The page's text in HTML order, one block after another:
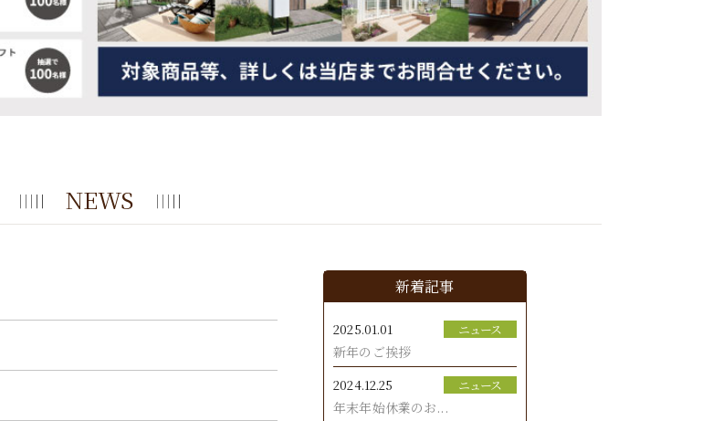
NEWS
新着記事
2025.01.01 ニュース
新年のご挨拶
2024.12.25 ニュース
年末年始休業のお...